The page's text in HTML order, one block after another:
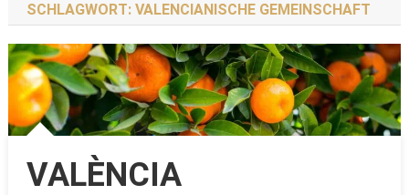
SCHLAGWORT: VALENCIANISCHE GEMEINSCHAFT
VALÈNCIA